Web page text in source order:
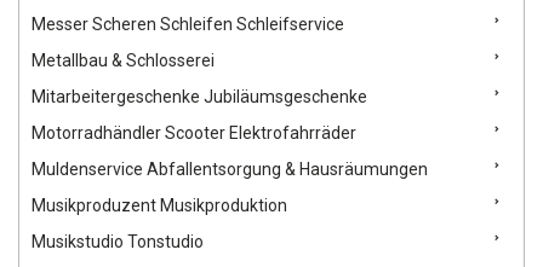
Messer Scheren Schleifen Schleifservice
Metallbau & Schlosserei
Mitarbeitergeschenke Jubiläumsgeschenke
Motorradhändler Scooter Elektrofahrräder
Muldenservice Abfallentsorgung & Hausräumungen
Musikproduzent Musikproduktion
Musikstudio Tonstudio